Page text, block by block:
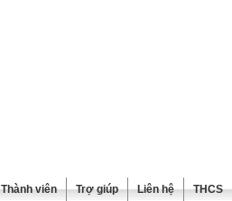
Thành viên Trợ giúp Liên hệ
THCS